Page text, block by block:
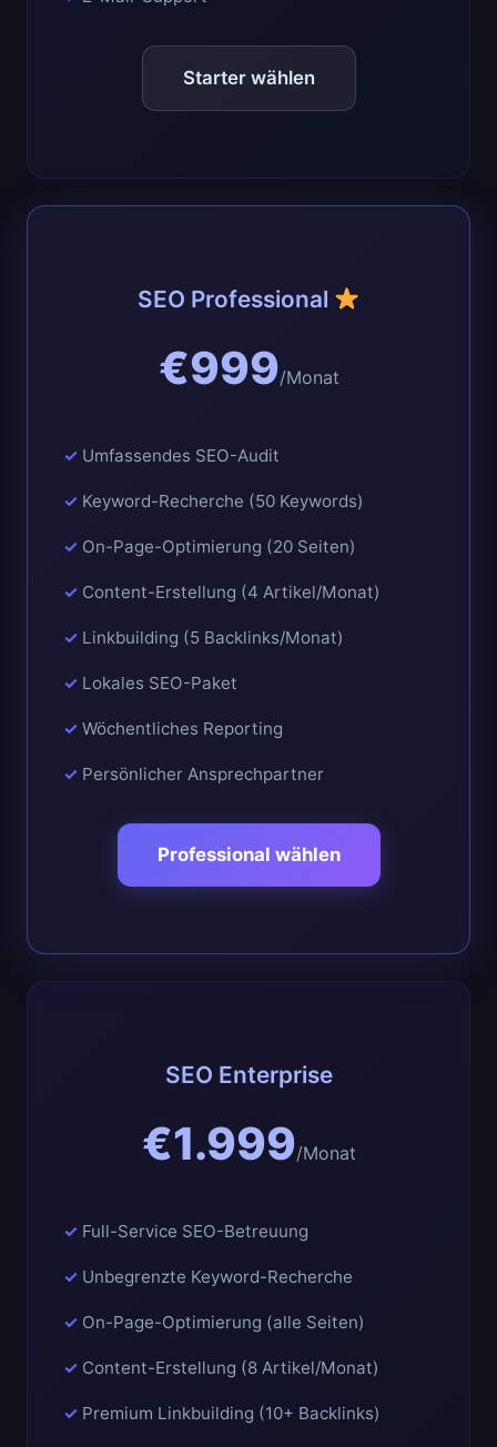
Starter wählen
SEO Professional
€999/Monat
Umfassendes SEO-Audit
Keyword-Recherche (50 Keywords)
On-Page-Optimierung (20 Seiten)
Content-Erstellung (4 Artikel/Monat)
Linkbuilding (5 Backlinks/Monat)
Lokales SEO-Paket
Wöchentliches Reporting
Persönlicher Ansprechpartner
Professional wählen
SEO Enterprise
€1.999/Monat
Full-Service SEO-Betreuung
Unbegrenzte Keyword-Recherche
On-Page-Optimierung (alle Seiten)
Content-Erstellung (8 Artikel/Monat)
Premium Linkbuilding (10+ Backlinks)